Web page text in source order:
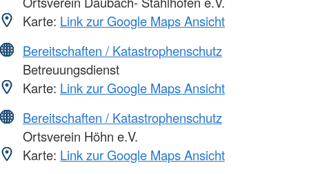
Karte: Link zur Google Maps Ansicht
Bereitschaften / Katastrophenschutz
Betreuungsdienst
Karte: Link zur Google Maps Ansicht
Bereitschaften / Katastrophenschutz
Ortsverein Höhn e.V.
Karte: Link zur Google Maps Ansicht